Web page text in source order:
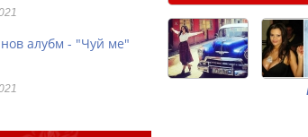
алубм - "Чуй ме"